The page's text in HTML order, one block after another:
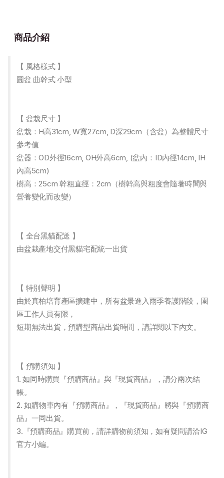
商品介紹
【 風格樣式 】
圓盆 曲幹式 小型
【 盆栽尺寸 】
盆栽：H高31cm, W寬27cm, D深29cm（含盆）為整體尺寸
參考值
盆器：OD外徑16cm, OH外高6cm, (盆內：ID內徑14cm, IH
內高5cm)
樹高：25cm 幹粗直徑：2cm（樹幹高與粗度會隨著時間與
營養變化而改變）
【 全台黑貓配送 】
由盆栽產地交付黑貓宅配統一出貨
【 特別聲明 】
由於真柏培育產區擴建中，所有盆景進入雨季養護階段，園
區工作人員有限，
短期無法出貨，預購型商品出貨時間，請詳閱以下內文。
【 預購須知 】
1. 如同時購買『預購商品』與『現貨商品』，請分兩次結
帳。
2. 如購物車內有『預購商品』，『現貨商品』將與『預購商
品』一同出貨。
3.『預購商品』購買前，請詳購物前須知，如有疑問請洽IG
官方小編。